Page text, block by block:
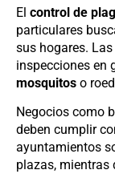
El control de
particulares
sus hogares.
inspecciones en
mosquitos o
Negocios como
deben cumplir
ayuntamientos
plazas, mientras